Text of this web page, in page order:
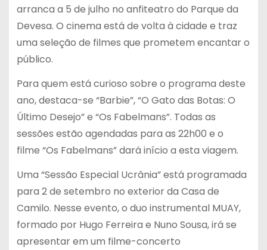
arranca a 5 de julho no anfiteatro do Parque da
Devesa. O cinema está de volta à cidade e traz
uma seleção de filmes que prometem encantar o
público.
Para quem está curioso sobre o programa deste
ano, destaca-se “Barbie”, “O Gato das Botas: O
Último Desejo” e “Os Fabelmans”. Todas as
sessões estão agendadas para as 22h00 e o
filme “Os Fabelmans” dará início a esta viagem.
Uma “Sessão Especial Ucrânia” está programada
para 2 de setembro no exterior da Casa de
Camilo. Nesse evento, o duo instrumental MUAY,
formado por Hugo Ferreira e Nuno Sousa, irá se
apresentar em um filme-concerto